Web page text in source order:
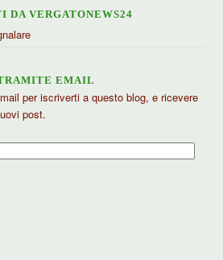
DA VERGATONEWS24
EMAIL
per iscriverti a questo blog, e ricevere
post.